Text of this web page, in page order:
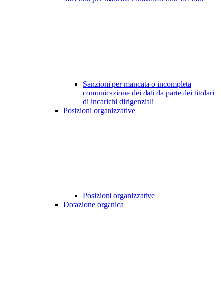
Sanzioni per mancata o incompleta
comunicazione dei dati da parte dei titolari
di incarichi dirigenziali
Posizioni organizzative
Posizioni organizzative
Dotazione organica